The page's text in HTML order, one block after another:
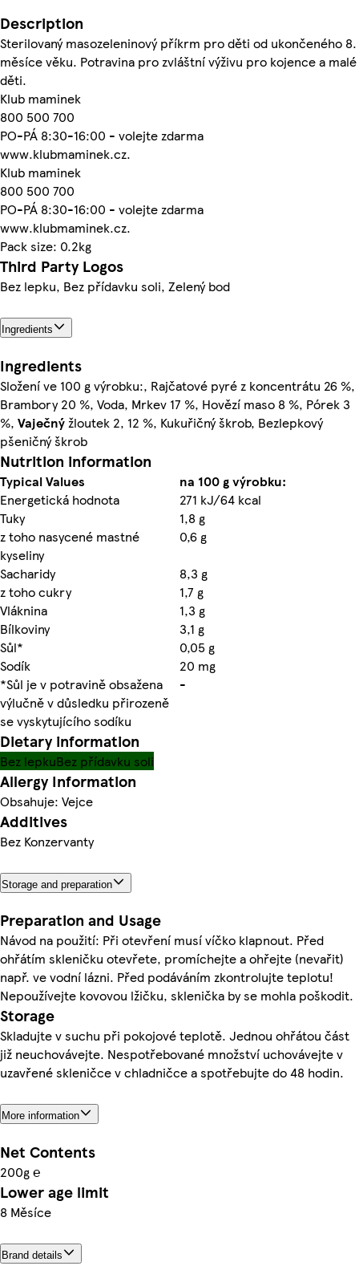
Description
Sterilovaný masozeleninový příkrm pro děti od ukončeného 8.
měsíce věku. Potravina pro zvláštní výživu pro kojence a malé
děti.
Klub maminek
800 500 700
PO-PÁ 8:30-16:00 - volejte zdarma
www.klubmaminek.cz.
Klub maminek
800 500 700
PO-PÁ 8:30-16:00 - volejte zdarma
www.klubmaminek.cz.
Pack size: 0.2kg
Third Party Logos
Bez lepku, Bez přídavku soli, Zelený bod
Ingredients
Ingredients
Složení ve 100 g výrobku:, Rajčatové pyré z koncentrátu 26 %,
Brambory 20 %, Voda, Mrkev 17 %, Hovězí maso 8 %, Pórek 3
%, Vaječnýžloutek 2, 12 %, Kukuřičný škrob, Bezlepkový
pšeničný škrob
Nutrition information
Typical Values
na 100 g výrobku:
Energetická hodnota
271 kJ/64 kcal
Tuky
1,8 g
z toho nasycené mastné
kyseliny
0,6 g
Sacharidy
8,3 g
z toho cukry
1,7 g
Vláknina
1,3 g
Bílkoviny
3,1 g
Sůl*
0,05 g
Sodík
20 mg
*Sůl je v potravině obsažena
výlučně v důsledku přirozeně
se vyskytujícího sodíku
-
Dietary information
Bez lepkuBez přídavku soli
Allergy Information
Obsahuje: Vejce
Additives
Bez Konzervanty
Storage and preparation
Preparation and Usage
Návod na použití: Při otevření musí víčko klapnout. Před
ohřátím skleničku otevřete, promíchejte a ohřejte (nevařit)
např. ve vodní lázni. Před podáváním zkontrolujte teplotu!
Nepoužívejte kovovou lžičku, sklenička by se mohla poškodit.
Storage
Skladujte v suchu při pokojové teplotě. Jednou ohřátou část
již neuchovávejte. Nespotřebované množství uchovávejte v
uzavřené skleničce v chladničce a spotřebujte do 48 hodin.
More information
Net Contents
200g ℮
Lower age limit
8 Měsíce
Brand details